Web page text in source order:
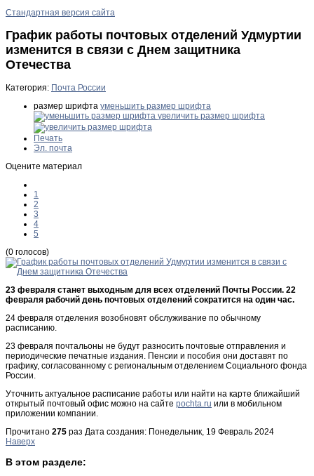
Стандартная версия сайта
График работы почтовых отделений Удмуртии
изменится в связи с Днем защитника
Отечества
Категория: Почта России
размер шрифта уменьшить размер шрифта
увеличить размер шрифта
Печать
Эл. почта
Оцените материал
1
2
3
4
5
(0 голосов)
23 февраля станет выходным для всех отделений Почты России. 22
февраля рабочий день почтовых отделений сократится на один час.
24 февраля отделения возобновят обслуживание по обычному
расписанию.
23 февраля почтальоны не будут разносить почтовые отправления и
периодические печатные издания. Пенсии и пособия они доставят по
графику, согласованному с региональным отделением Социального фонда
России.
Уточнить актуальное расписание работы или найти на карте ближайший
открытый почтовый офис можно на сайте pochta.ru или в мобильном
приложении компании.
Прочитано 275 раз Дата создания: Понедельник, 19 Февраль 2024
Наверх
В этом разделе: